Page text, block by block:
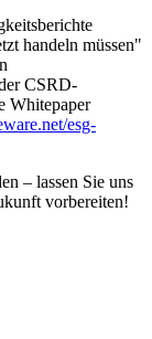
handeln müssen"
CSRD-
Whitepaper
esg-
– lassen Sie uns
vorbereiten!